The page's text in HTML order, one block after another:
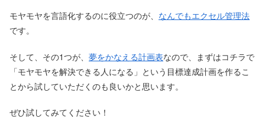
モヤモヤを言語化するのに役立つのが、 なんでもエクセル管理法
です。
そして、その1つが、 夢をかなえる計画表なので、まずはコチラで
「モヤモヤを解決できる人になる」という目標達成計画を作るこ
とから試していただくのも良いかと思います。
ぜひ試してみてください！